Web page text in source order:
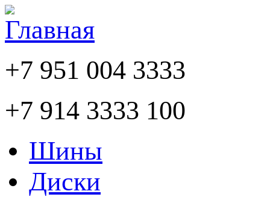
+7 951 004 3333
+7 914 3333 100
Шины
Диски